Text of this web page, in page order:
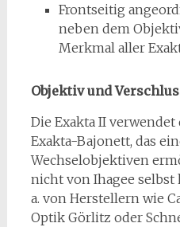
Frontseitig
neben dem
Merkmal aller
Objektiv und
Die Exakta II
Exakta-Bajonett, das
Wechselobjektiven
nicht von Ihagee selbst
a. von Herstellern wie
Optik Görlitz oder